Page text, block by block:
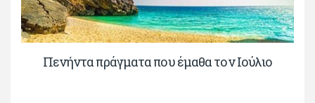
Πενήντα πράγματα που έμαθα τον Ιούλιο